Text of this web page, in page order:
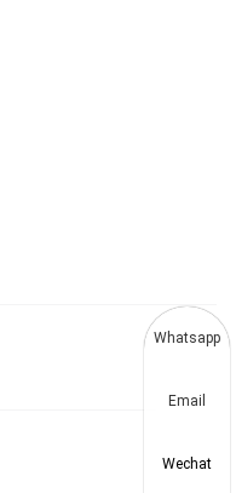
Whatsapp
Email
Wechat